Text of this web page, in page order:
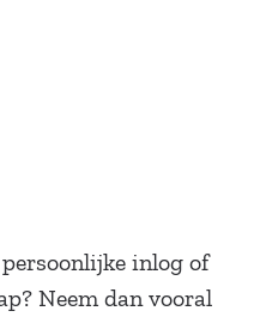
inlog of
Neem dan vooral